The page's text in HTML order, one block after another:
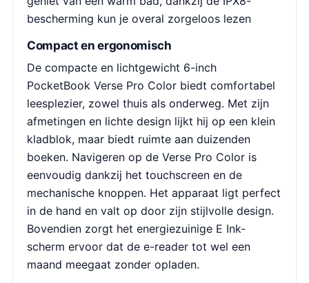
bescherming kun je overal zorgeloos lezen
Compact en ergonomisch
De compacte en lichtgewicht 6-inch
PocketBook Verse Pro Color biedt comfortabel
leesplezier, zowel thuis als onderweg. Met zijn
afmetingen en lichte design lijkt hij op een klein
kladblok, maar biedt ruimte aan duizenden
boeken. Navigeren op de Verse Pro Color is
eenvoudig dankzij het touchscreen en de
mechanische knoppen. Het apparaat ligt perfect
in de hand en valt op door zijn stijlvolle design.
Bovendien zorgt het energiezuinige E Ink-
scherm ervoor dat de e-reader tot wel een
maand meegaat zonder opladen.